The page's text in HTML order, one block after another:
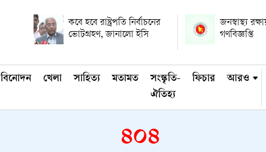
কবে হবে রাষ্ট্রপতি নির্বাচনের
ভোটগ্রহণ, জানালো ইসি
জনস্বাস্থ্য
গণবিজ্ঞপ্তি
বিনোদন খেলা সাহিত্য মতামত
সংস্কৃতি-
ঐতিহ্য
ফিচার আরও
৪০৪